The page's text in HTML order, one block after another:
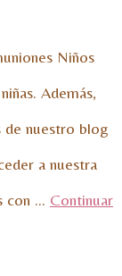
Niños
Además,
de nuestro blog
a nuestra
con … Continuar